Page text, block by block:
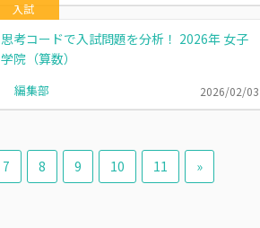
入試
思考コードで入試問題を分析！ 2026年 女子
学院（算数）
編集部 2026/02/03
7 8 9 10 11 »